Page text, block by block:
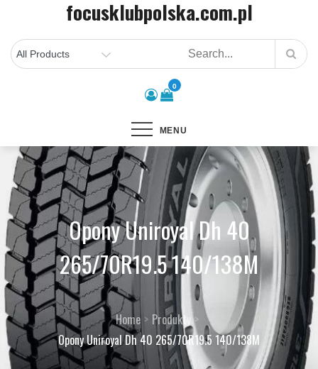
content
focusklubpolska.com.pl
0
MENU
Opony Uniroyal Dh 40
265/70R19.5 140/138M
Home
Produkty
Opony Uniroyal Dh 40 265/70R19.5 140/138M